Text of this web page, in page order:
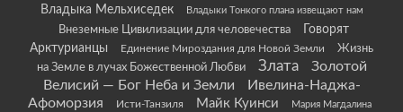
Владыка Мельхиседек Владыки Тонкого плана извещают нам
Внеземные Цивилизации для человечества
Говорят
Арктурианцы
Единение Мироздания для Новой Земли
Жизнь
на Земле в лучах Божественной Любви
Злата
Золотой
Велисий — Бог Неба и Земли
Ивелина-Наджа-
Афоморзия
Исти-Танзиля Майк Куинси Мария Магдалина